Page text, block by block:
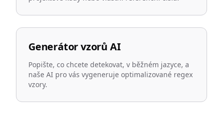
Generátor vzorů AI
Popište, co chcete detekovat, v běžném jazyce, a
naše AI pro vás vygeneruje optimalizované regex
vzory.